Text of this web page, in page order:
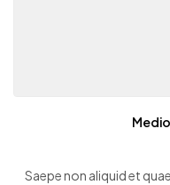
Saepe non aliquid et